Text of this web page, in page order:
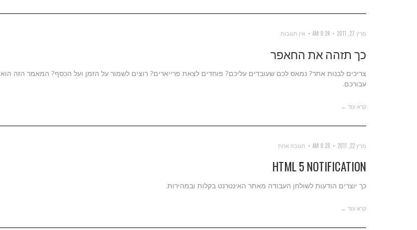
מרץ 27, 2011 8:24 AM אין תגובות
כך תזהה את החאפר
צריכים לבנות אתר? נמאס לכם שעובדים עליכם? פוחדים לצאת פרייארים? רוצים לשמור על הזמן ועל הכסף? המאמר הזה הוא
עבורכם.
קרא עוד ←
מרץ 22, 2011 8:28 AM תגובה אחת
HTML 5 NOTIFICATION
כך יוצרים הודעות לשולחן העבודה מאתר האינטרנט בקלות ובמהירות.
קרא עוד ←